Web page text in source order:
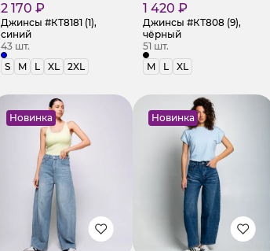
2 170 ₽
Джинсы #КТ8181 (1),
синий
43 шт.
S
M L XL 2XL
1 420 ₽
Джинсы #КТ808 (9),
чёрный
51 шт.
M
L XL
Новинка Новинка